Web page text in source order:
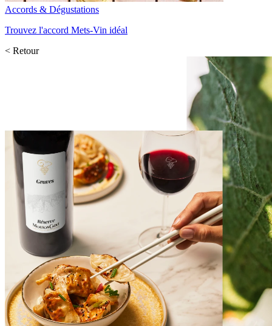
Accords & Dégustations
Trouvez l'accord Mets-Vin idéal
< Retour